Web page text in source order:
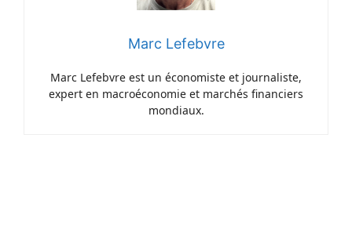
Marc Lefebvre
Marc Lefebvre est un économiste et journaliste,
expert en macroéconomie et marchés financiers
mondiaux.